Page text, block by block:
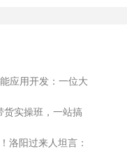
应用开发：一位大
货实操班，一站搞
洛阳过来人坦言：